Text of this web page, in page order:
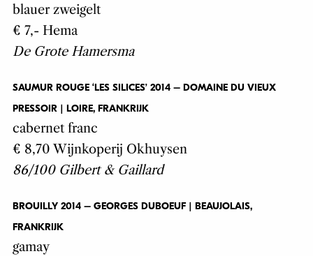
blauer zweigelt
€ 7,- Hema
De Grote Hamersma
SAUMUR ROUGE ‘LES SILICES’ 2014 – DOMAINE DU VIEUX
PRESSOIR | LOIRE, FRANKRIJK
cabernet franc
€ 8,70 Wijnkoperij Okhuysen
86/100 Gilbert & Gaillard
BROUILLY 2014 – GEORGES DUBOEUF | BEAUJOLAIS,
FRANKRIJK
gamay